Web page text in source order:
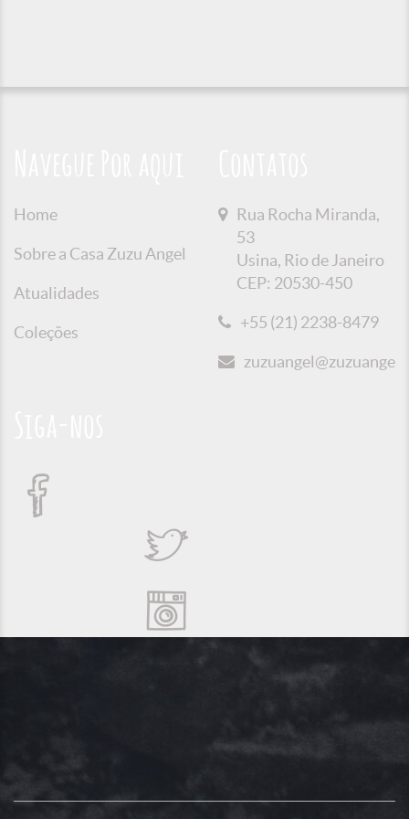
Home
Sobre a Casa Zuzu Angel
Atualidades
Coleções
Rua Rocha Miranda,
53
Usina, Rio de Janeiro
CEP: 20530-450
+55 (21) 2238-8479